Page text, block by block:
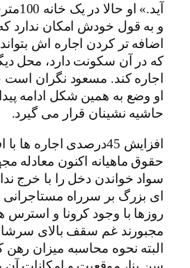
آید.»
و به قول خودش امکان ندارد
اضافه تر کردن اجاره اش
که در آن سکونت دارد، محل
اجاره کند. مسعود نگران است
او وضع به همین شکل ادامه
حاشیه نشینان قرار می گیرد.
حقوق ماهیانه اکنون معادله
سواد خواندن دخل را با خرج
ای بزرگ بر سرراه
روزها با وجود کرونا و استرس
مجبورند غم سقف بالای
البته نحوه محاسبه میزان رهن